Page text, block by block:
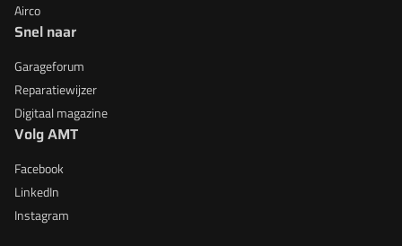
Airco
Snel naar
Garageforum
Reparatiewijzer
Digitaal magazine
Volg AMT
Facebook
LinkedIn
Instagram